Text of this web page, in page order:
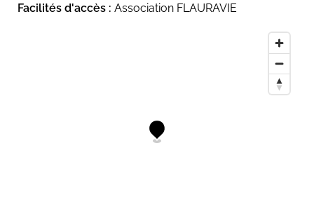
Facilités d'accès : Association FLAURAVIE